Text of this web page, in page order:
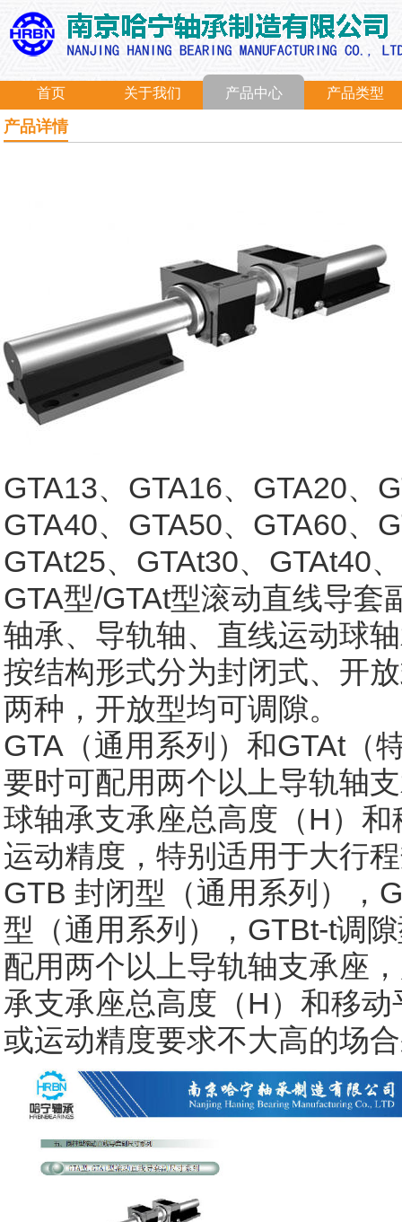
首页 关于我们 产品中心 产品类型
产品详情
GTA13、GTA16、GTA20、
GTA40、GTA50、GTA60、
GTAt25、GTAt30、GTAt40
GTA型/GTAt型滚动直线导
轴承、导轨轴、直线运动球
按结构形式分为封闭式、开
两种，开放型均可调隙。
GTA（通用系列）和GTAt（
要时可配用两个以上导轨轴
球轴承支承座总高度（H）
运动精度，特别适用于大行
GTB 封闭型（通用系列），
型（通用系列），GTBt-t调
配用两个以上导轨轴支承座
承支承座总高度（H）和移
或运动精度要求不大高的场